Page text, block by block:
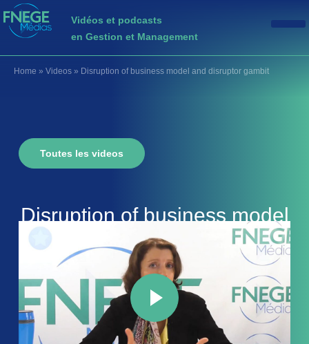
Vidéos et podcasts
en Gestion et Management
Home » Videos » Disruption of business model and disruptor gambit
Toutes les videos
Disruption of business model
and disruptor gambit